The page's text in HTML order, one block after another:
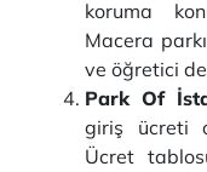
koruma
Macera
ve öğretici
Park Of
giriş ücreti
Ücret